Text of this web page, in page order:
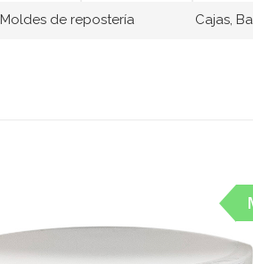
Moldes de repostería Cajas,